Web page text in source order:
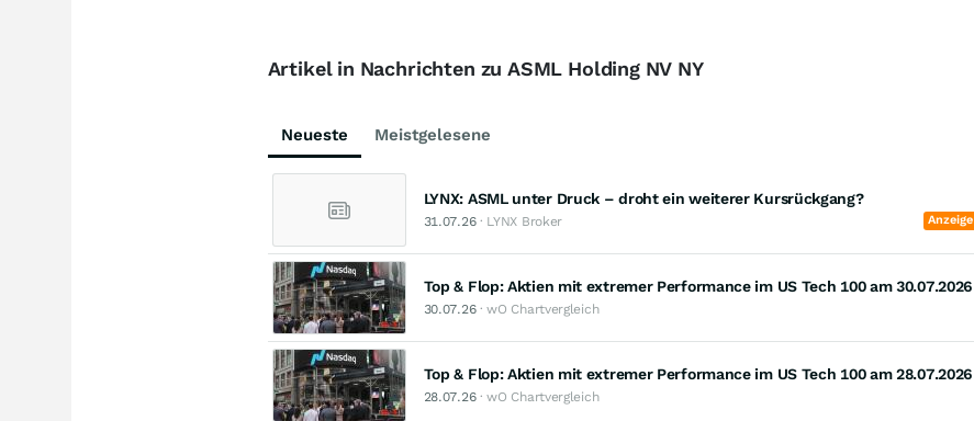
Artikel in Nachrichten zu ASML Holding NV NY
Neueste Meistgelesene
LYNX: ASML unter Druck – droht ein weiterer Kursrückgang?
31.07.26· LYNX Broker Anzeige
Top & Flop: Aktien mit extremer Performance im US Tech 100 am 30.07.2026
30.07.26· wO Chartvergleich
Top & Flop: Aktien mit extremer Performance im US Tech 100 am 28.07.2026
28.07.26· wO Chartvergleich